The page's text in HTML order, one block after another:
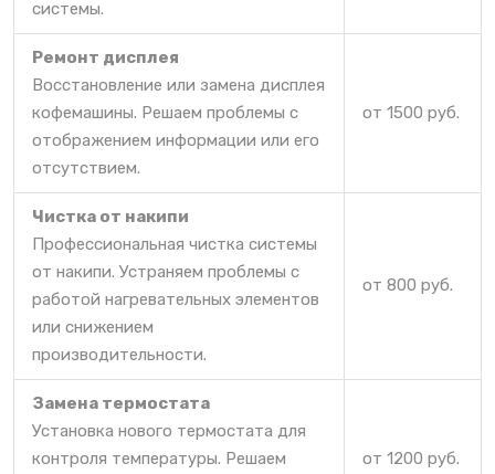
системы.
Ремонт дисплея
Восстановление или замена дисплея
кофемашины. Решаем проблемы с
отображением информации или его
отсутствием.
от 1500 руб.
Чистка от накипи
Профессиональная чистка системы
от накипи. Устраняем проблемы с
работой нагревательных элементов
или снижением
производительности.
от 800 руб.
Замена термостата
Установка нового термостата для
контроля температуры. Решаем
от 1200 руб.